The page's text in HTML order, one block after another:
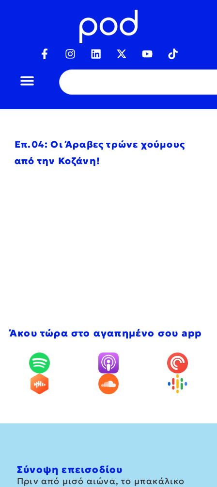
Επ.04: Οι Άραβες τρώνε χούμους
από την Κοζάνη!
Άκου τώρα στο αγαπημένο σου app
Σύνοψη επεισοδίου
Πριν από μισό αιώνα, το μπακάλικο